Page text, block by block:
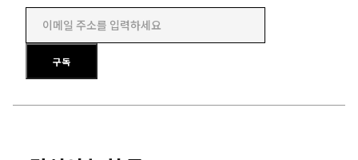
이메일 주소를 입력하세요
구독